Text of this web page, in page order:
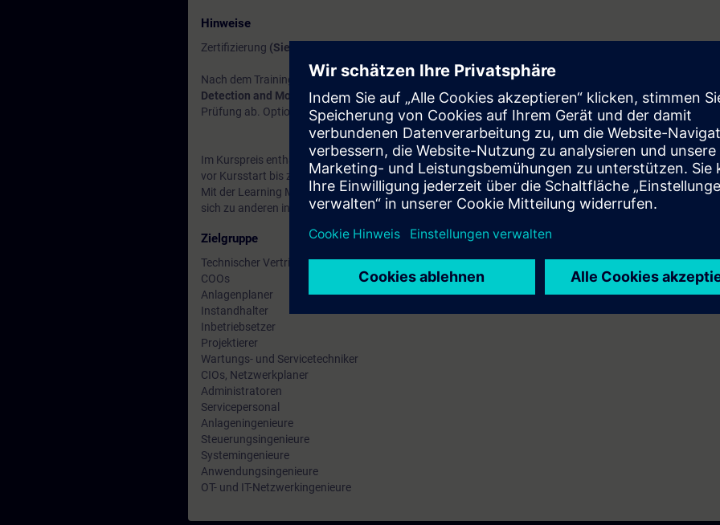
Hinweise
Zertifizierung (Siemens CPIN-LEVEL)
Nach dem Training besteht die Möglichkeit die Zertifizierung„Siemens Certified Professional for
Detection and Monitoring“zu erlangen. Dazu legen Sie am letzten Tag des Qualifizierungsmoduls eine
Prüfung ab. Optional kann die Prüfung zu einem späteren Zeitpunkt abgelegt werden.
Im Kurspreis enthalten: Einkostenfreier Zugangzur digitalen LernplattformSITRAIN access– beginnend
vor Kursstart bis zwei Wochen nach Kursende.
Mit der Learning Membership können Sie sowohl die Inhalte dieses Learning Events vertiefen oder
sich zu anderen interessanten Themen weiterbilden.
Zielgruppe
Technischer Vertrieb
COOs
Anlagenplaner
Instandhalter
Inbetriebsetzer
Projektierer
Wartungs- und Servicetechniker
CIOs, Netzwerkplaner
Administratoren
Servicepersonal
Anlageningenieure
Steuerungsingenieure
Systemingenieure
Anwendungsingenieure
OT- und IT-Netzwerkingenieure